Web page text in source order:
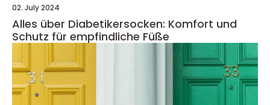
02. July 2024
Alles über Diabetikersocken: Komfort und
Schutz für empfindliche Füße